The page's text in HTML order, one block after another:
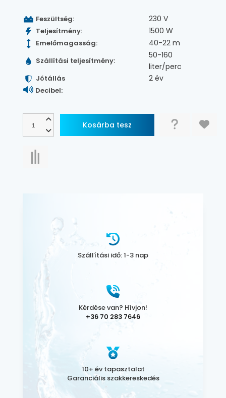
Feszültség: 230 V
Teljesítmény: 1500 W
Emelőmagasság: 40-22 m
Szállítási teljesítmény:
50-160
liter/perc
Jótállás 2 év
Decibel:
Szállítási idő: 1-3 nap
Kérdése van? Hívjon!
+36 70 283 7646
10+ év tapasztalat
Garanciális szakkereskedés